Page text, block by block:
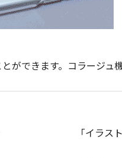
ができます。コラージュ
「イラス